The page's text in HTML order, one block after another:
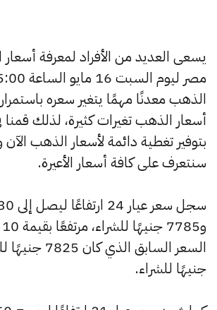
يسعى العديد من الأفراد لمعرفة
الذهب معدنًا مهمًا يتغير سعره
بتوفير تغطية دائمة لأسعار الذهب الآن
سنتعرف على كافة أسعار الأعيرة.
جنيهًا للشراء.